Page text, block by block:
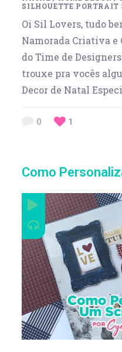
SILHOUETTE PORTRAIT
Oi Sil Lovers, tudo
Namorada Criativa e
do Time de
trouxe pra vocês
Decor de Natal
0 1
Como